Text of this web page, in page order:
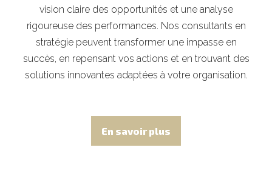
vision claire des opportunités et une analyse
rigoureuse des performances. Nos consultants en
stratégie peuvent transformer une impasse en
succès, en repensant vos actions et en trouvant des
solutions innovantes adaptées à votre organisation.
En savoir plus